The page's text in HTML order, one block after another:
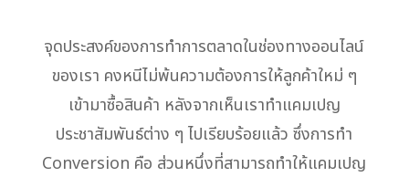
จุดประสงค์ของการทำการตลาดในช่องทางออนไลน์
ของเรา คงหนีไม่พ้นความต้องการให้ลูกค้าใหม่ ๆ
เข้ามาซื้อสินค้า หลังจากเห็นเราทำแคมเปญ
ประชาสัมพันธ์ต่าง ๆ ไปเรียบร้อยแล้ว ซึ่งการทำ
Conversion คือ ส่วนหนึ่งที่สามารถทำให้แคมเปญ